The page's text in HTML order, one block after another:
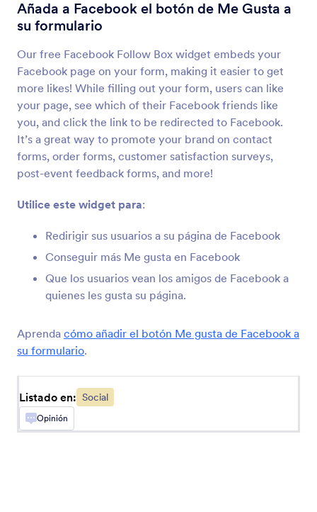
Añada a Facebook el botón de Me Gusta a
su formulario
Our free Facebook Follow Box widget embeds your
Facebook page on your form, making it easier to get
more likes! While filling out your form, users can like
your page, see which of their Facebook friends like
you, and click the link to be redirected to Facebook.
It’s a great way to promote your brand on contact
forms, order forms, customer satisfaction surveys,
post-event feedback forms, and more!
Utilice este widget para:
Redirigir sus usuarios a su página de Facebook
Conseguir más Me gusta en Facebook
Que los usuarios vean los amigos de Facebook a
quienes les gusta su página.
Aprenda cómo añadir el botón Me gusta de Facebook a
su formulario.
Listado en: Social
Opinión
Instagram
Inserte publicaciones de Instagram en sus
formularios
Facebook Follow Box (Antes Like Box)
Añada a Facebook el botón de Me Gusta a su
formulario
Seguimiento Social
Añada botones de seguimiento en redes sociales
Botón de WhatsApp
Permita que sus usuarios le manden mensajes
con WhatsApp
Compartir en Redes
Añada a su formulario botones de compartir en
redes sociales
Comentarios de Faceboook
Reciba comentarios de Facebook en su